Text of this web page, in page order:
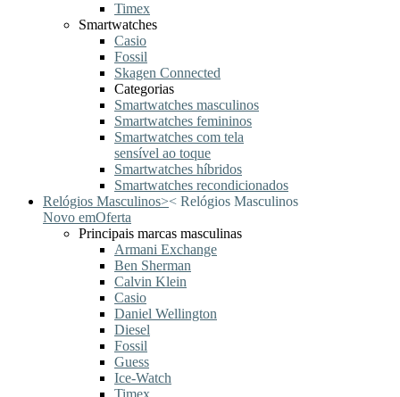
Timex
Smartwatches
Casio
Fossil
Skagen Connected
Categorias
Smartwatches masculinos
Smartwatches femininos
Smartwatches com tela
sensível ao toque
Smartwatches híbridos
Smartwatches recondicionados
Relógios Masculinos>< Relógios Masculinos
Novo emOferta
Principais marcas masculinas
Armani Exchange
Ben Sherman
Calvin Klein
Casio
Daniel Wellington
Diesel
Fossil
Guess
Ice-Watch
Timex